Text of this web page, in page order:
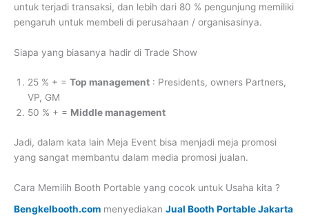
untuk terjadi transaksi, dan lebih dari 80 % pengunjung memiliki
pengaruh untuk membeli di perusahaan / organisasinya.
Siapa yang biasanya hadir di Trade Show
25 % + = Top management : Presidents, owners Partners,
VP, GM
50 % + = Middle management
Jadi, dalam kata lain Meja Event bisa menjadi meja promosi
yang sangat membantu dalam media promosi jualan.
Cara Memilih Booth Portable yang cocok untuk Usaha kita ?
Bengkelbooth.com menyediakan Jual Booth Portable Jakarta